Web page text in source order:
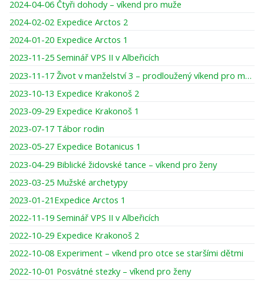
2024-04-06 Čtyři dohody – víkend pro muže
2024-02-02 Expedice Arctos 2
2024-01-20 Expedice Arctos 1
2023-11-25 Seminář VPS II v Albeřicích
2023-11-17 Život v manželství 3 – prodloužený víkend pro muže
2023-10-13 Expedice Krakonoš 2
2023-09-29 Expedice Krakonoš 1
2023-07-17 Tábor rodin
2023-05-27 Expedice Botanicus 1
2023-04-29 Biblické židovské tance – víkend pro ženy
2023-03-25 Mužské archetypy
2023-01-21Expedice Arctos 1
2022-11-19 Seminář VPS II v Albeřicích
2022-10-29 Expedice Krakonoš 2
2022-10-08 Experiment – víkend pro otce se staršími dětmi
2022-10-01 Posvátné stezky – víkend pro ženy